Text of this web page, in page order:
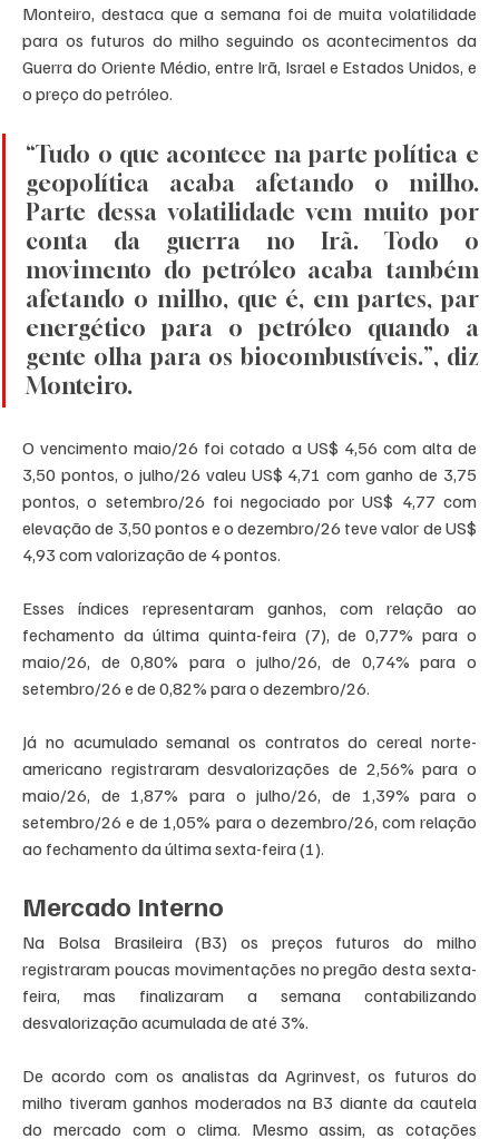
Monteiro, destaca que a semana foi de muita volatilidade
para os futuros do milho seguindo os acontecimentos da
Guerra do Oriente Médio, entre Irã, Israel e Estados Unidos, e
o preço do petróleo.
“Tudo o que acontece na parte política e
geopolítica acaba afetando o milho.
Parte dessa volatilidade vem muito por
conta da guerra no Irã. Todo o
movimento do petróleo acaba também
afetando o milho, que é, em partes, par
energético para o petróleo quando a
gente olha para os biocombustíveis.”, diz
Monteiro.
O vencimento maio/26 foi cotado a US$ 4,56 com alta de
3,50 pontos, o julho/26 valeu US$ 4,71 com ganho de 3,75
pontos, o setembro/26 foi negociado por US$ 4,77 com
elevação de 3,50 pontos e o dezembro/26 teve valor de US$
4,93 com valorização de 4 pontos.
Esses índices representaram ganhos, com relação ao
fechamento da última quinta-feira (7), de 0,77% para o
maio/26, de 0,80% para o julho/26, de 0,74% para o
setembro/26 e de 0,82% para o dezembro/26.
Já no acumulado semanal os contratos do cereal norte-
americano registraram desvalorizações de 2,56% para o
maio/26, de 1,87% para o julho/26, de 1,39% para o
setembro/26 e de 1,05% para o dezembro/26, com relação
ao fechamento da última sexta-feira (1).
Mercado Interno
Na Bolsa Brasileira (B3) os preços futuros do milho
registraram poucas movimentações no pregão desta sexta-
feira, mas finalizaram a semana contabilizando
desvalorização acumulada de até 3%.
De acordo com os analistas da Agrinvest, os futuros do
milho tiveram ganhos moderados na B3 diante da cautela
do mercado com o clima. Mesmo assim, as cotações